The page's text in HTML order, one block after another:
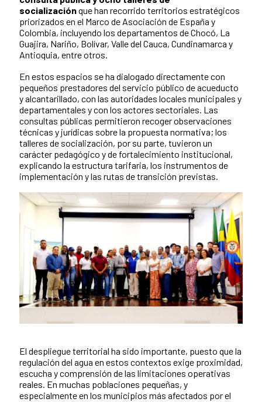
socializaciónque han recorrido territorios estratégicos
priorizados en el Marco de Asociación de España y
Colombia, incluyendo los departamentos de Chocó, La
Guajira, Nariño, Bolívar, Valle del Cauca, Cundinamarca y
Antioquia, entre otros.
En estos espacios se ha dialogado directamente con
pequeños prestadores del servicio público de acueducto
y alcantarillado, con las autoridades locales municipales y
departamentales y con los actores sectoriales. Las
consultas públicas permitieron recoger observaciones
técnicas y jurídicas sobre la propuesta normativa; los
talleres de socialización, por su parte, tuvieron un
carácter pedagógico y de fortalecimiento institucional,
explicando la estructura tarifaria, los instrumentos de
implementación y las rutas de transición previstas.
El despliegue territorial ha sido importante, puesto que la
regulación del agua en estos contextos exige proximidad,
escucha y comprensión de las limitaciones operativas
reales. En muchas poblaciones pequeñas, y
especialmente en los municipios más afectados por el